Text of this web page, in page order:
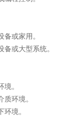
或家用。
或大型系统。
。
环境。
境。